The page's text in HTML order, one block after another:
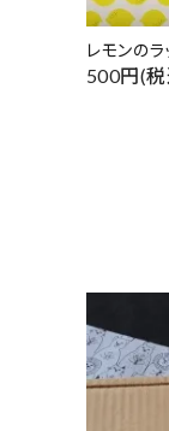
レモンの
500円(